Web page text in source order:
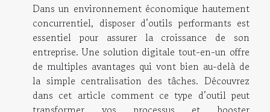
Dans un environnement économique hautement
concurrentiel, disposer d’outils performants est
essentiel pour assurer la croissance de son
entreprise. Une solution digitale tout-en-un offre
de multiples avantages qui vont bien au-delà de
la simple centralisation des tâches. Découvrez
dans cet article comment ce type d’outil peut